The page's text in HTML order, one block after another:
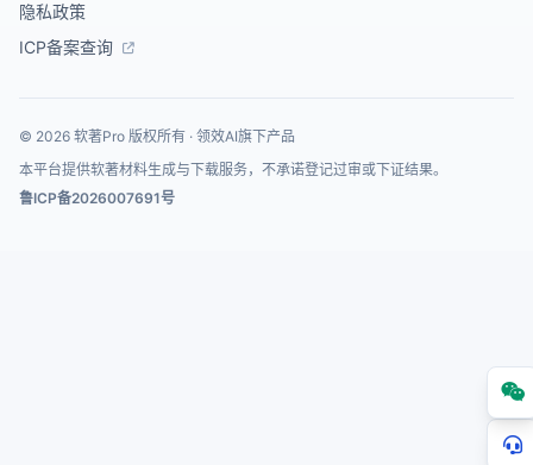
隐私政策
ICP备案查询
© 2026 软著Pro 版权所有 · 领效AI旗下产品
本平台提供软著材料生成与下载服务，不承诺登记过审或下证结果。
鲁ICP备2026007691号